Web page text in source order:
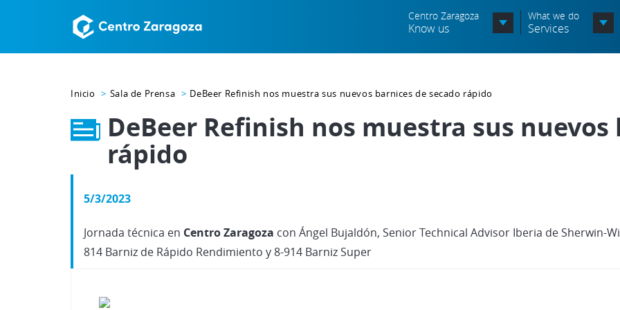
Centro Zaragoza
Know us
Órganos Consultivos
Associated Entities
Política medioambiental
What we do
Services
Inicio Sala de Prensa DeBeer Refinish nos muestra sus nuevos barnices de secado rápido
DeBeer Refinish nos muestra sus
rápido
5/3/2023
Jornada técnica en Centro Zaragoza con Ángel Bujaldón, Senior Technical Advisor Iberia de Sherwin-
814 Barniz de Rápido Rendimiento y 8-914 Barniz Super